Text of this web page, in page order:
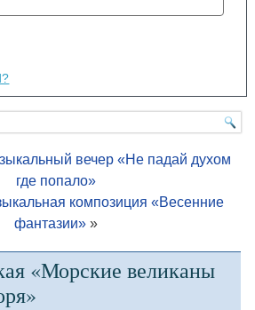
вечер «Не падай духом
где попало»
композиция «Весенние
фантазии» »
«Морские великаны